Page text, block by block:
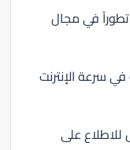
تطوراً في مجال
سرعة الإنترنت
للاطلاع على